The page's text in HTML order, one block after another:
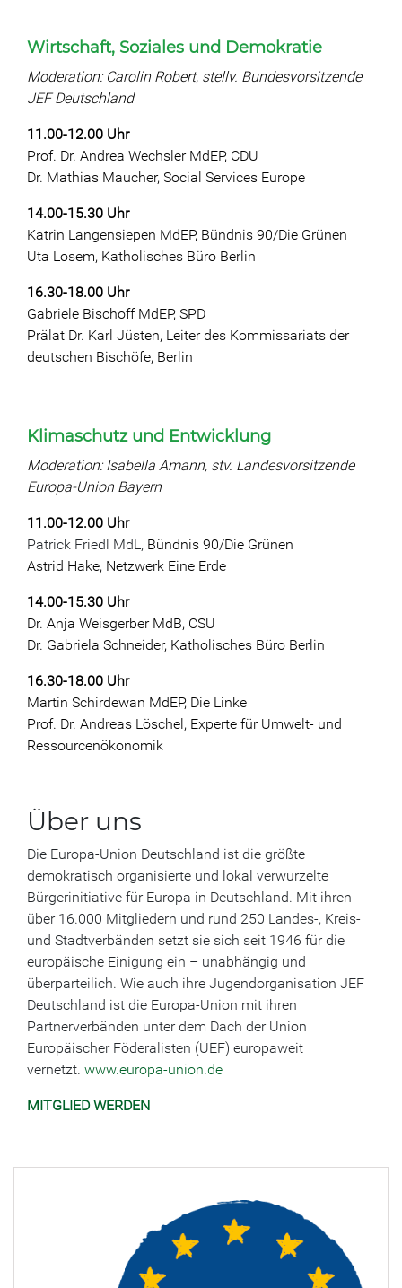
Wirtschaft, Soziales und Demokratie
Moderation: Carolin Robert, stellv. Bundesvorsitzende
JEF Deutschland
11.00-12.00 Uhr
Prof. Dr. Andrea Wechsler MdEP, CDU
Dr. Mathias Maucher, Social Services Europe
14.00-15.30 Uhr
Katrin Langensiepen MdEP, Bündnis 90/Die Grünen
Uta Losem, Katholisches Büro Berlin
16.30-18.00 Uhr
Gabriele Bischoff MdEP, SPD
Prälat Dr. Karl Jüsten, Leiter des Kommissariats der
deutschen Bischöfe, Berlin
Klimaschutz und Entwicklung
Moderation: Isabella Amann, stv. Landesvorsitzende
Europa-Union Bayern
11.00-12.00 Uhr
Patrick Friedl MdL, Bündnis 90/Die Grünen
Astrid Hake, Netzwerk Eine Erde
14.00-15.30 Uhr
Dr. Anja Weisgerber MdB, CSU
Dr. Gabriela Schneider, Katholisches Büro Berlin
16.30-18.00 Uhr
Martin Schirdewan MdEP, Die Linke
Prof. Dr. Andreas Löschel, Experte für Umwelt- und
Ressourcenökonomik
Über uns
Die Europa-Union Deutschland ist die größte
demokratisch organisierte und lokal verwurzelte
Bürgerinitiative für Europa in Deutschland. Mit ihren
über 16.000 Mitgliedern und rund 250 Landes-, Kreis-
und Stadtverbänden setzt sie sich seit 1946 für die
europäische Einigung ein – unabhängig und
überparteilich. Wie auch ihre Jugendorganisation JEF
Deutschland ist die Europa-Union mit ihren
Partnerverbänden unter dem Dach der Union
Europäischer Föderalisten (UEF) europaweit
vernetzt. www.europa-union.de
MITGLIED WERDEN